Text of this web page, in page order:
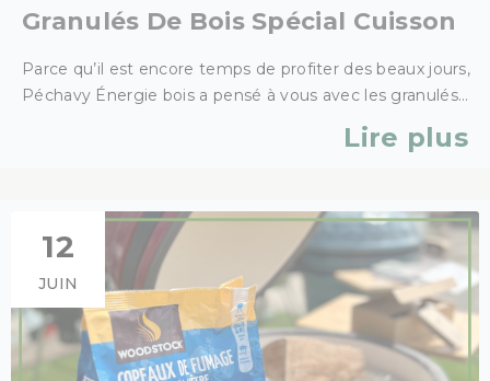
Granulés De Bois Spécial Cuisson
Parce qu’il est encore temps de profiter des beaux jours,
Péchavy Énergie bois a pensé à vous avec les granulés
Lire plus
12
JUIN